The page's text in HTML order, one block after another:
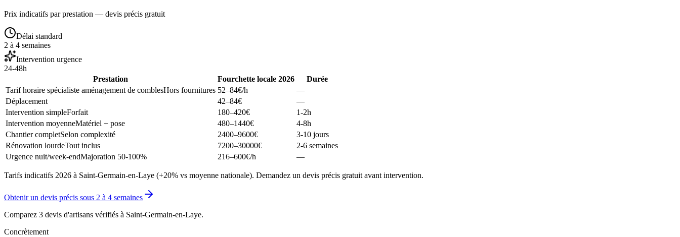
Prix indicatifs par prestation — devis précis gratuit
Délai standard
2 à 4 semaines
Intervention urgence
24-48h
Prestation
Fourchette locale 2026
Durée
Tarif horaire spécialiste aménagement de comblesHors fournitures 52–84€/h
—
Déplacement
42–84€
—
Intervention simpleForfait 180–420€
1-2h
Intervention moyenneMatériel + pose 480–1440€
4-8h
Chantier completSelon complexité 2400–9600€
3-10 jours
Rénovation lourdeTout inclus 7200–30000€
2-6 semaines
Urgence nuit/week-endMajoration 50-100% 216–600€/h —
Tarifs indicatifs 2026 à Saint-Germain-en-Laye (+20% vs moyenne nationale). Demandez un devis précis gratuit avant intervention.
Obtenir un devis précis sous 2 à 4 semaines
Comparez 3 devis d'artisans vérifiés à Saint-Germain-en-Laye.
Concrètement